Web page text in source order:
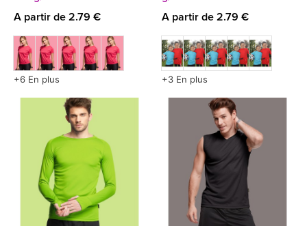
A partir de 2.79 €
+6 En plus
A partir de 2.79 €
+3 En plus